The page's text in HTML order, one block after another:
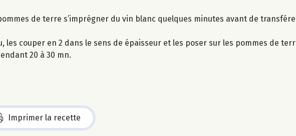
de terre s’imprégner du vin blanc quelques minutes avant de
les couper en 2 dans le sens de épaisseur et les poser sur les pommes de
20 à 30 mn.
Imprimer la recette